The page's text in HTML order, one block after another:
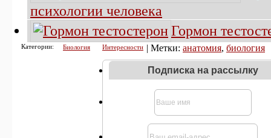
психологии человека
Гормон
Категории: Биология Интересности | Метки: анатомия, биология
Подписка на рассылку